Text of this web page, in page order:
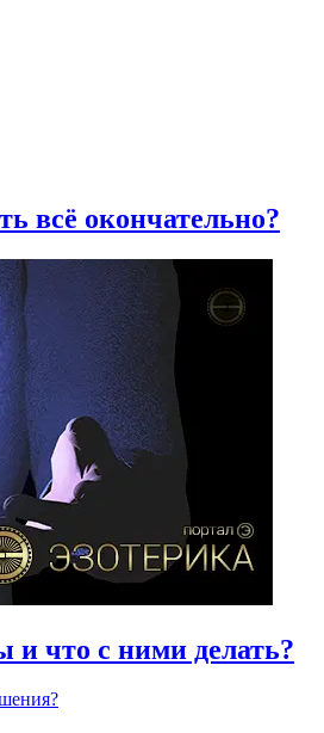
всё окончательно?
и что с ними делать?